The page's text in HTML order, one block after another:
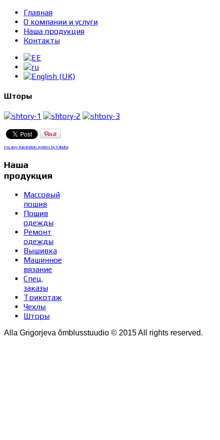
Главная
О компании и услуги
Наша продукция
Контакты
Шторы
FaLang translation system by Faboba
Наша
продукция
Массовый
пошив
Пошив
одежды
Ремонт
одежды
Вышивка
Машинное
вязание
Спец.
заказы
Трикотаж
Чехлы
Шторы
Alla Grigorjeva õmblusstuudio © 2015 All rights reserved.